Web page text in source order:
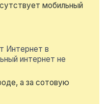
мобильный
Интернет в
интернет не
а за сотовую